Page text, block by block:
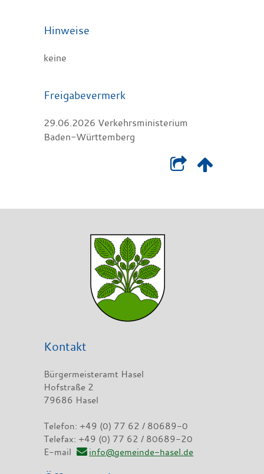
Hinweise
keine
Freigabevermerk
29.06.2026 Verkehrsministerium
Baden-Württemberg
Kontakt
Bürgermeisteramt Hasel
Hofstraße 2
79686 Hasel
Telefon: +49 (0) 77 62 / 80689-0
Telefax: +49 (0) 77 62 / 80689-20
E-mail
info@gemeinde-hasel.de